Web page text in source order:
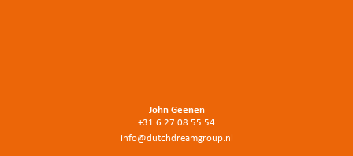
John Geenen
+31 6 27 08 55 54
info@dutchdreamgroup.nl